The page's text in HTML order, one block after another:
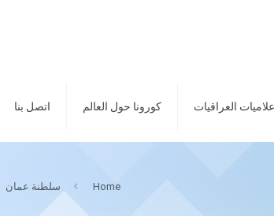
العراقيات كورونا حول العالم اتصل بنا
Home سلطنة عمان